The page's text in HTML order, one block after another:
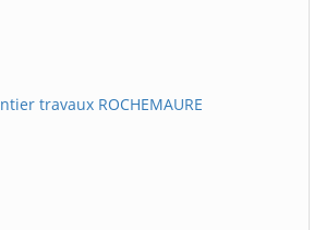
travaux ROCHEMAURE